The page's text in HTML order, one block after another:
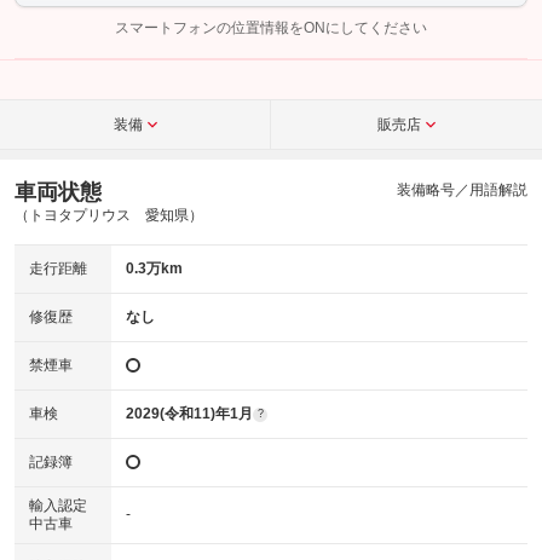
完了してください。
こちら
スマートフォンの位置情報をONにしてください
装備 販売店
車両状態
（トヨタプリウス 愛知県）
装備略号／用語解説
走行距離 0.3万km
修復歴 なし
禁煙車
車検 2029(令和11)年1月 ?
記録簿
輸入認定
中古車
-